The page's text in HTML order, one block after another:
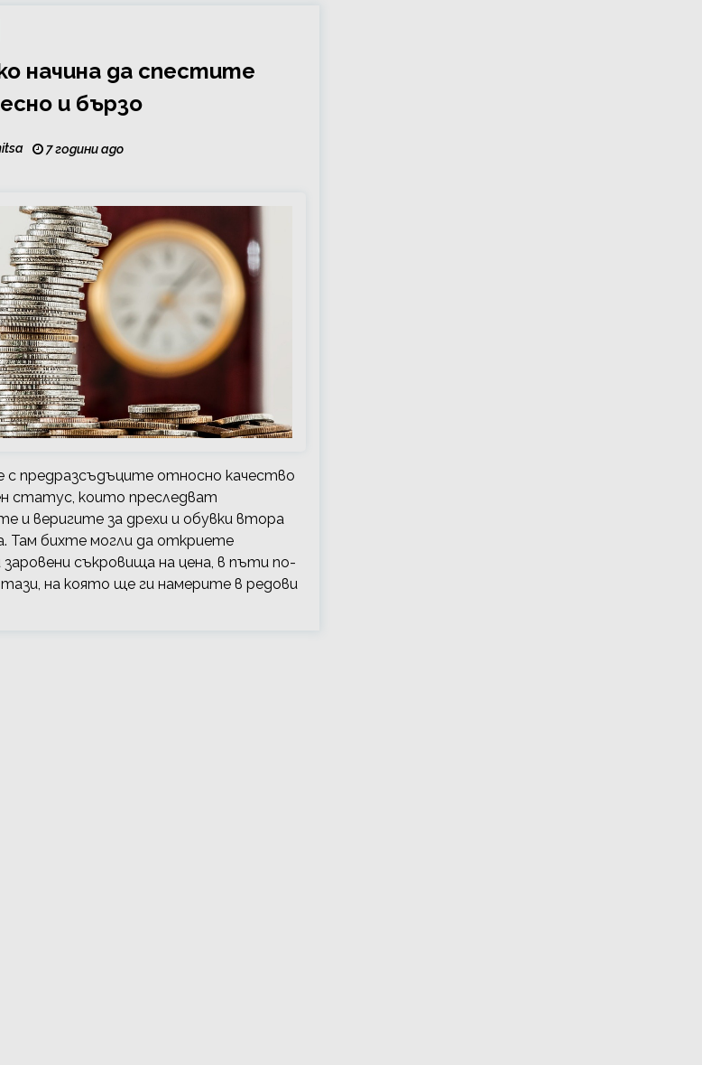
начина да спестите
и бързо
7 години ago
с предразсъдъците относно качество
статус, които преследват
и веригите за дрехи и обувки втора
Там бихте могли да откриете
съкровища на цена, в пъти по-
на която ще ги намерите в редови